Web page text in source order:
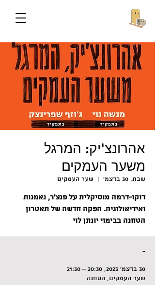
אהרונצ'יק: המרגל
משער העמקים
שבת, 30 בדצמ׳
  |
שער העמקים
דוקו-דרמה מוסיקלית על פנצ'ר, נאמנות
ואידיאולוגיה. הפקה חדשה של תאטרון
הטחנה בבימוי יונתן לוי
-
30 בדצמ׳ 2023, 20:30 – 21:30
שער העמקים, הטחנה